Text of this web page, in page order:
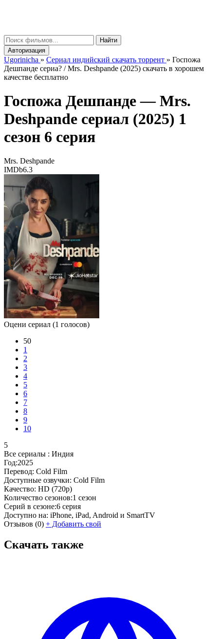
Найти
Авторизация
Ugorinicha » Сериал индийский скачать торрент » Госпожа
Дешпанде сериа? / Mrs. Deshpande (2025) скачать в хорошем
качестве бесплатно
Госпожа Дешпанде —Mrs.
Deshpande сериал (2025) 1
сезон 6 серия
Mrs. Deshpande
IMDb6.3
Оцени сериал (1 голосов)
50
1
2
3
4
5
6
7
8
9
10
5
Все сериалы : Индия
Год:2025
Перевод: Cold Film
Доступные озвучки: Cold Film
Качество: HD (720p)
Количество сезонов:1 сезон
Серий в сезоне:6 серия
Доступно на: iPhone, iPad, Android и SmartTV
Отзывов (0) + Добавить свой
Скачать также